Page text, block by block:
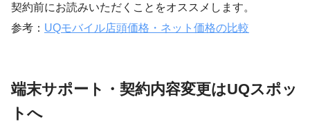
契約前にお読みいただくことをオススメします。
参考： UQモバイル店頭価格・ネット価格の比較
端末サポート・契約内容変更はUQスポッ
トへ